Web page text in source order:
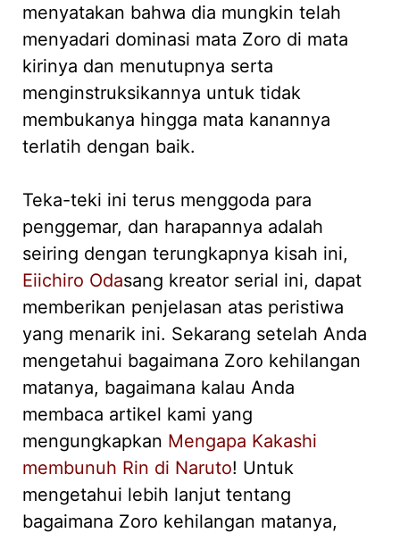
menyatakan bahwa dia mungkin telah
menyadari dominasi mata Zoro di mata
kirinya dan menutupnya serta
menginstruksikannya untuk tidak
membukanya hingga mata kanannya
terlatih dengan baik.
Teka-teki ini terus menggoda para
penggemar, dan harapannya adalah
seiring dengan terungkapnya kisah ini,
Eiichiro Odasang kreator serial ini, dapat
memberikan penjelasan atas peristiwa
yang menarik ini. Sekarang setelah Anda
mengetahui bagaimana Zoro kehilangan
matanya, bagaimana kalau Anda
membaca artikel kami yang
mengungkapkan Mengapa Kakashi
membunuh Rin di Naruto! Untuk
mengetahui lebih lanjut tentang
bagaimana Zoro kehilangan matanya,